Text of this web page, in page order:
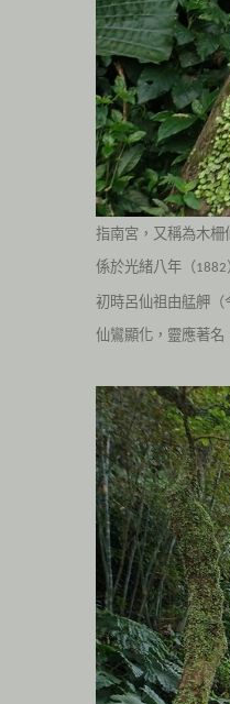
指南宮，又稱為木柵
係於光緒八年（1882
初時呂仙祖由艋舺（
仙鸞顯化，靈應著名